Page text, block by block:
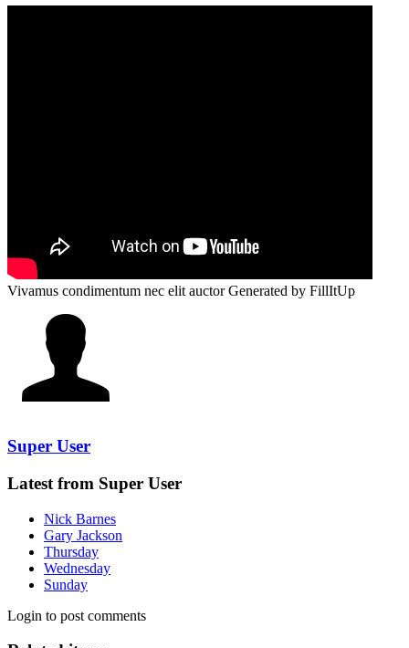
Vivamus condimentum nec elit auctorGenerated by FillItUp
Super User
Latest from Super User
Nick Barnes
Gary Jackson
Thursday
Wednesday
Sunday
Login to post comments